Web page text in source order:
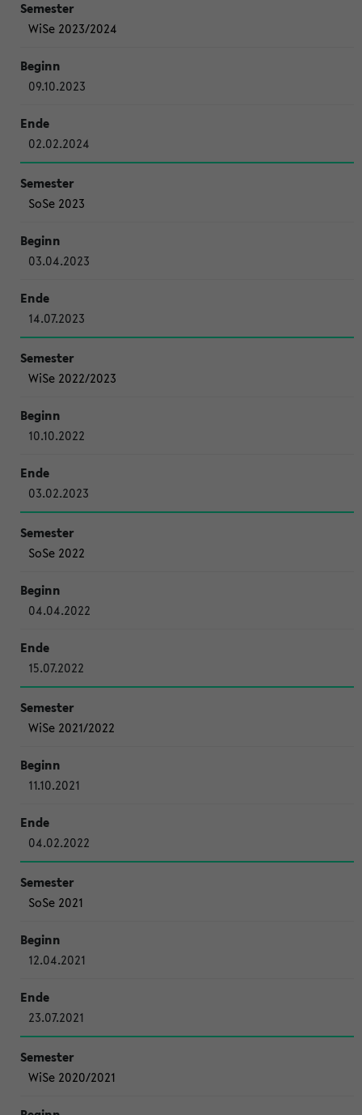
WiSe 2023/2024
09.10.2023
02.02.2024
SoSe 2023
03.04.2023
14.07.2023
WiSe 2022/2023
10.10.2022
03.02.2023
SoSe 2022
04.04.2022
15.07.2022
WiSe 2021/2022
11.10.2021
04.02.2022
SoSe 2021
12.04.2021
23.07.2021
WiSe 2020/2021